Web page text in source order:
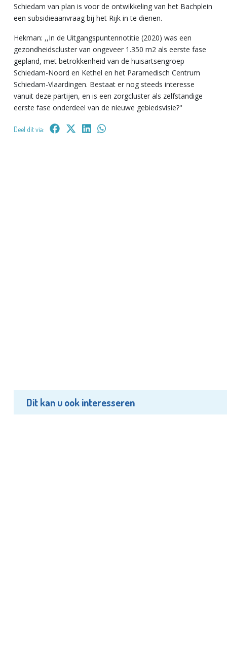
Schiedam van plan is voor de ontwikkeling van het Bachplein
een subsidieaanvraag bij het Rijk in te dienen.
Hekman: ,,In de Uitgangspuntennotitie (2020) was een
gezondheidscluster van ongeveer 1.350 m2 als eerste fase
gepland, met betrokkenheid van de huisartsengroep
Schiedam-Noord en Kethel en het Paramedisch Centrum
Schiedam-Vlaardingen. Bestaat er nog steeds interesse
vanuit deze partijen, en is een zorgcluster als zelfstandige
eerste fase onderdeel van de nieuwe gebiedsvisie?''
Deel dit via:
Dit kan u ook interesseren